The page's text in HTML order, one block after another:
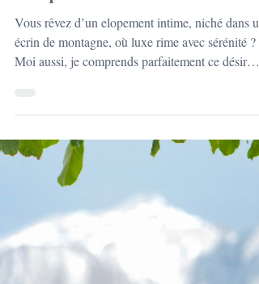
Tarifs Chalets Luxe
Elopement : Prix et
Prestations des Chalets
de Luxe pour
Elopements
Vous rêvez d’un elopement intime, niché dans un
écrin de montagne, où luxe rime avec sérénité ?
Moi aussi, je comprends parfaitement ce désir
d’évasion et d’authenticité. Les chalets de luxe
pour elopements sont la promesse d’un séjour
unique, mêlant confort haut de gamme et